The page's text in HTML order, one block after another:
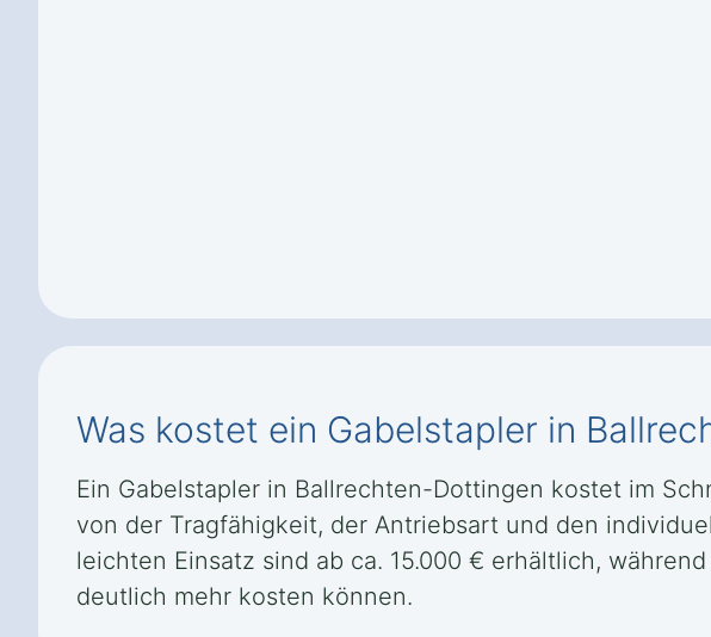
Was kostet ein Gabelstapler in
Ein Gabelstapler in Ballrechten-Dottingen kostet im
von der Tragfähigkeit, der Antriebsart und den
leichten Einsatz sind ab ca. 15.000 € erhältlich,
deutlich mehr kosten können.